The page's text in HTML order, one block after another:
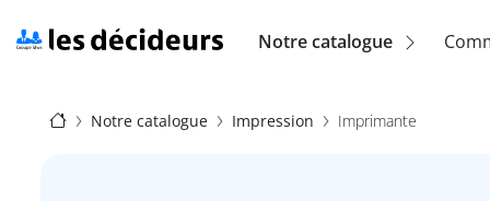
au
contenu
Navigation
(location)
Notre catalogue
Fil
Notre catalogue Impression Imprimante